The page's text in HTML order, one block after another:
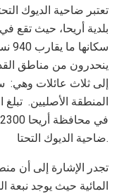
تعتبر ضاحية الديوك
بلدية أريحا، حيث تقع
ينحدرون من مناطق
إلى ثلاث عائلات
المنطقة الأصليين.
ضاحية الديوك التحتا.